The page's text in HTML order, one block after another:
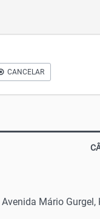
CANCELAR
Avenida Mário Gurgel,